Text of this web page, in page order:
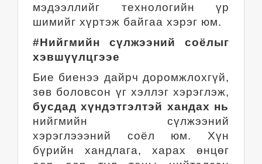
мэдээллийг технологийн үр
шимийг хүртэж байгаа хэрэг юм.
#Нийгмийн сүлжээний соёлыг
хэвшүүлцгээе
Бие биенээ дайрч доромжлохгүй,
зөв боловсон үг хэллэг хэрэглэж,
бусдад хүндэтгэлтэй хандах нь
нийгмийн сүлжээний
хэрэглэээний соёл юм. Хүн
бүрийн хандлага, харах өнцөг